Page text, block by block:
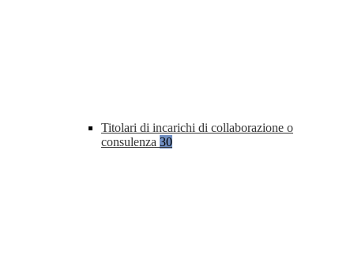
Titolari di incarichi di collaborazione o
consulenza 30